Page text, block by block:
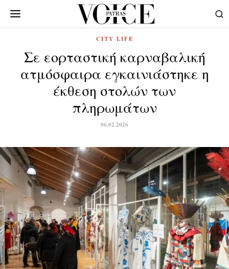
CITY LIFE
Σε εορταστική καρναβαλική
ατμόσφαιρα εγκαινιάστηκε η
έκθεση στολών των
πληρωμάτων
06.02.2026